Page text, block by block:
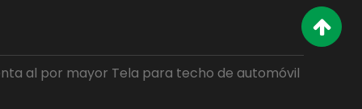
al por mayor Tela para techo de automóvil